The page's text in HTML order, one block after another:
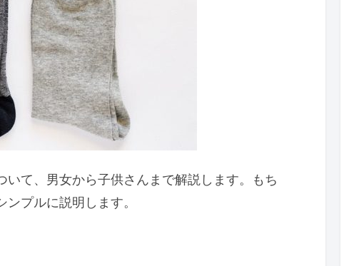
て、男女から子供さんまで解説します。もち
プルに説明します。